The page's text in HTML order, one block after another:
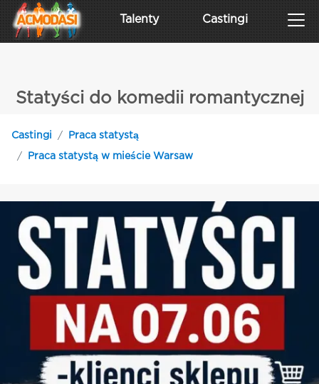
Talenty Castingi
Statyści do komedii romantycznej
Castingi Praca statystą
Praca statystą w mieście Warsaw